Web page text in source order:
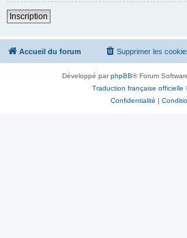
Inscription
Accueil du forum Supprimer les
Développé parphpBB® Forum
Traduction française officielle
Confidentialité |